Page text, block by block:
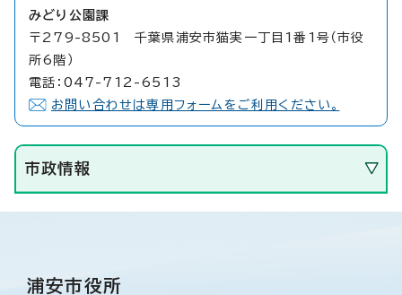
みどり公園課
〒279-8501 千葉県浦安市猫実一丁目1番1号（市役
所6階）
電話：047-712-6513
お問い合わせは専用フォームをご利用ください。
市政情報
浦安市役所